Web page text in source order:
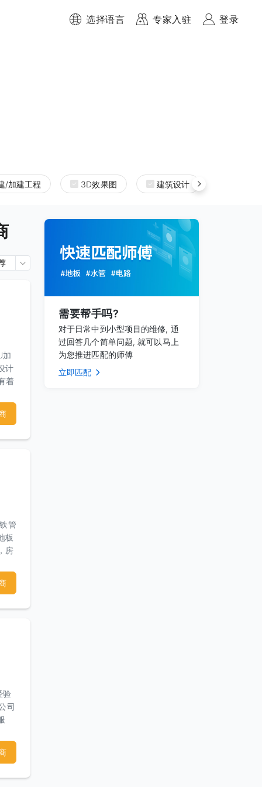
选择语言 专家入驻 登录
/加建工程 3D效果图 建筑设计
加
计
着
管
板
房
验
司
需要帮手吗?
对于日常中到小型项目的维修, 通
过回答几个简单问题, 就可以马上
为您推进匹配的师傅
立即匹配